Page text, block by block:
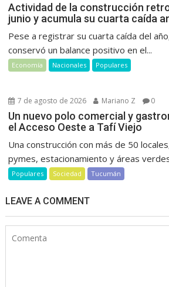
Actividad de la construcción
junio y acumula su cuarta caída
Pese a registrar su cuarta caída del
conservó un balance positivo en el...
Economía Nacionales Populares
7 de agosto de 2026 Mariano Z 0
Un nuevo polo comercial y
el Acceso Oeste a Tafí Viejo
Una construcción con más de 50
pymes, estacionamiento y áreas
Populares Sociedad Tucumán
LEAVE A COMMENT